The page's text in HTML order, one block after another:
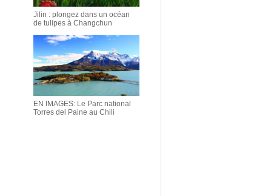
Jilin : plongez dans un océan
de tulipes à Changchun
EN IMAGES: Le Parc national
Torres del Paine au Chili